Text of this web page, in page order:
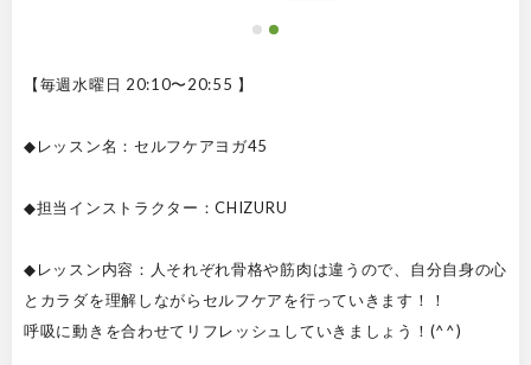
【毎週水曜日 20:10〜20:55 】
◆レッスン名：セルフケアヨガ45
◆担当インストラクター：CHIZURU
◆レッスン内容：人それぞれ骨格や筋肉は違うので、自分自身の心
とカラダを理解しながらセルフケアを行っていきます！！
呼吸に動きを合わせてリフレッシュしていきましょう！(^^)